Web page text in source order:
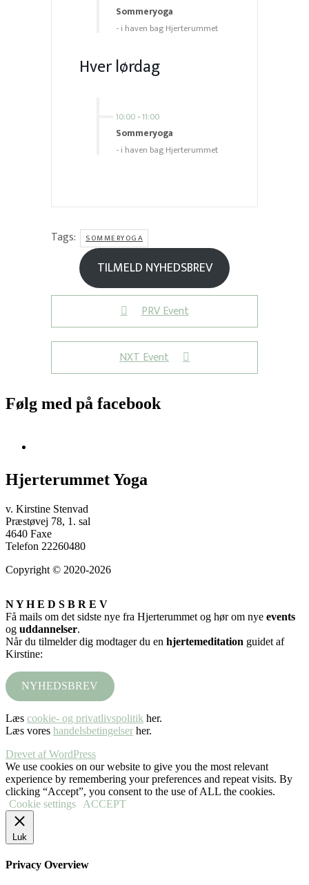
Sommeryoga
- i haven bag Hjerterummet
Hver lørdag
10:00 -11:00
Sommeryoga
- i haven bag Hjerterummet
Tags: SOMMERYOGA
TILMELD NYHEDSBREV
PRV Event
NXT Event
Følg med på facebook
Hjerterummet Yoga
v. Kirstine Stenvad
Præstøvej 78, 1. sal
4640 Faxe
Telefon 22260480
Copyright © 2020-2026
N Y H E D S B R E V
Få mails om det sidste nye fra Hjerterummet og hør om nye events
og uddannelser.
Når du tilmelder dig modtager du en hjertemeditation guidet af
Kirstine:
NYHEDSBREV
Læs cookie- og privatlivspolitik her.
Læs vores handelsbetingelser her.
Drevet af WordPress
We use cookies on our website to give you the most relevant
experience by remembering your preferences and repeat visits. By
clicking “Accept”, you consent to the use of ALL the cookies.
Cookie settings
ACCEPT
Luk
Privacy Overview